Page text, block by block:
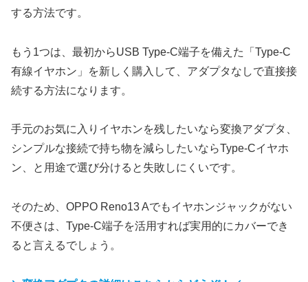
する方法です。
もう1つは、最初からUSB Type-C端子を備えた「Type-C
有線イヤホン」を新しく購入して、アダプタなしで直接接
続する方法になります。
手元のお気に入りイヤホンを残したいなら変換アダプタ、
シンプルな接続で持ち物を減らしたいならType-Cイヤホ
ン、と用途で選び分けると失敗しにくいです。
そのため、OPPO Reno13 Aでもイヤホンジャックがない
不便さは、Type-C端子を活用すれば実用的にカバーでき
ると言えるでしょう。